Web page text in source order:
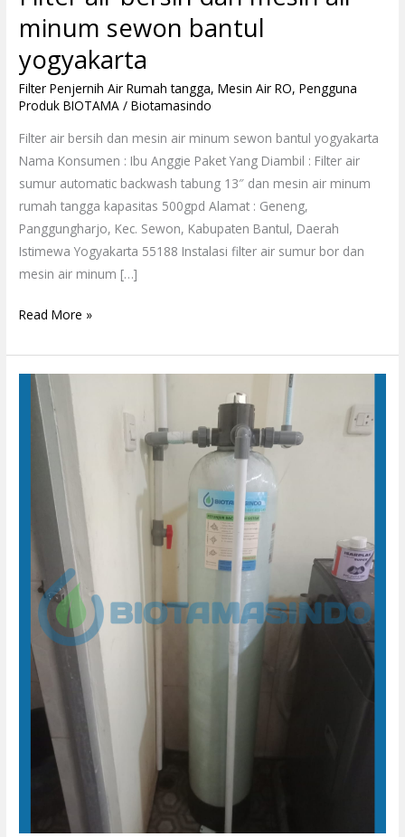
minum sewon bantul
yogyakarta
Filter Penjernih Air Rumah tangga,Mesin Air RO,Pengguna
Produk BIOTAMA /Biotamasindo
Filter air bersih dan mesin air minum sewon bantul yogyakarta
Nama Konsumen : Ibu Anggie Paket Yang Diambil : Filter air
sumur automatic backwash tabung 13″ dan mesin air minum
rumah tangga kapasitas 500gpd Alamat : Geneng,
Panggungharjo, Kec. Sewon, Kabupaten Bantul, Daerah
Istimewa Yogyakarta 55188 Instalasi filter air sumur bor dan
mesin air minum […]
Read More »
Filter
Sumur
Rumah
Tangga
Baturetno
Banguntapan